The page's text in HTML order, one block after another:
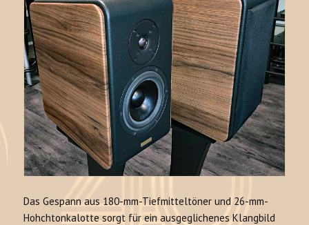
Das Gespann aus 180-mm-Tiefmitteltöner und 26-mm-
Hohchtonkalotte sorgt für ein ausgeglichenes Klangbild